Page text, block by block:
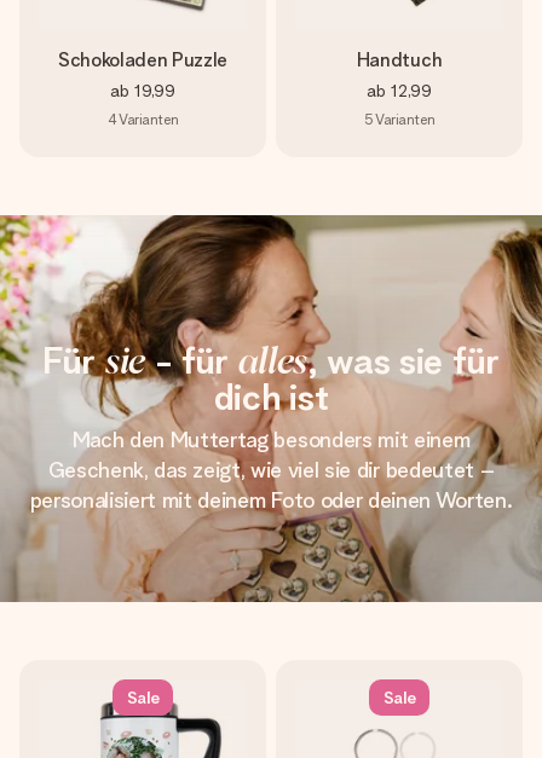
Schokoladen Puzzle
ab 19,99
4Varianten
Handtuch
ab 12,99
5Varianten
Fürsie- für alles, was sie für
dich ist
Mach den Muttertag besonders mit einem
Geschenk, das zeigt, wie viel sie dir bedeutet –
personalisiert mit deinem Foto oder deinen Worten.
Sale Sale